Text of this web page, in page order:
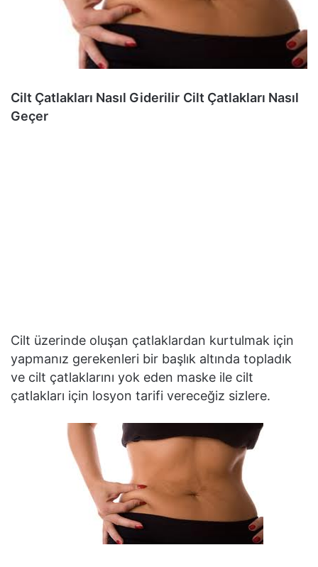
Cilt Çatlakları Nasıl Giderilir Cilt Çatlakları Nasıl
Geçer
Cilt üzerinde oluşan çatlaklardan kurtulmak için
yapmanız gerekenleri bir başlık altında topladık
ve cilt çatlaklarını yok eden maske ile cilt
çatlakları için losyon tarifi vereceğiz sizlere.